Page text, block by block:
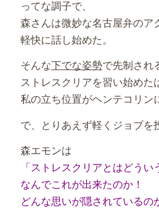
ってな調子で、
森さんは微妙な名古屋弁のア
軽快に話し始めた。
そんな下でな姿勢で先制され
ストレスクリアを習い始めた
私の立ち位置がヘンテコリン
で、とりあえず軽くジョブを
森エモンは
「ストレスクリアとはどうい
なんでこれが出来たのか！
どんな思いが隠されているの